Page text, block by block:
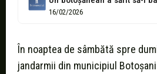
16/02/2026
În noaptea de sâmbătă spre
jandarmii din municipiul